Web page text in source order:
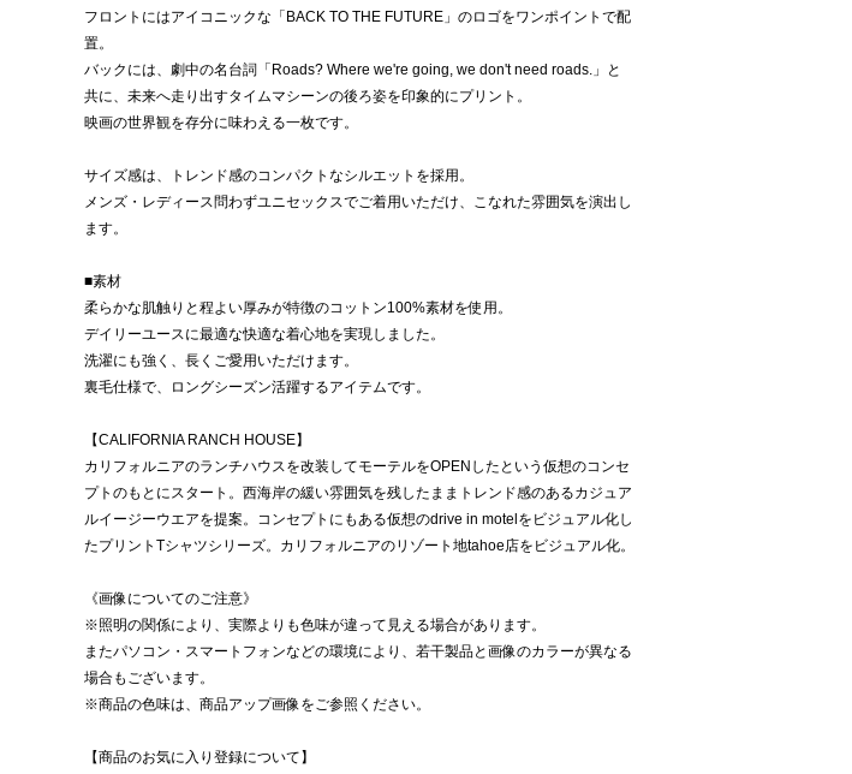
フロントにはアイコニックな「BACK TO THE FUTURE」のロゴをワンポイントで配
置。
バックには、劇中の名台詞「Roads? Where we're going, we don't need roads.」と
共に、未来へ走り出すタイムマシーンの後ろ姿を印象的にプリント。
映画の世界観を存分に味わえる一枚です。
サイズ感は、トレンド感のコンパクトなシルエットを採用。
メンズ・レディース問わずユニセックスでご着用いただけ、こなれた雰囲気を演出し
ます。
■素材
柔らかな肌触りと程よい厚みが特徴のコットン100%素材を使用。
デイリーユースに最適な快適な着心地を実現しました。
洗濯にも強く、長くご愛用いただけます。
裏毛仕様で、ロングシーズン活躍するアイテムです。
【CALIFORNIA RANCH HOUSE】
カリフォルニアのランチハウスを改装してモーテルをOPENしたという仮想のコンセ
プトのもとにスタート。西海岸の緩い雰囲気を残したままトレンド感のあるカジュア
ルイージーウエアを提案。コンセプトにもある仮想のdrive in motelをビジュアル化し
たプリントTシャツシリーズ。カリフォルニアのリゾート地tahoe店をビジュアル化。
《画像についてのご注意》
※照明の関係により、実際よりも色味が違って見える場合があります。
またパソコン・スマートフォンなどの環境により、若干製品と画像のカラーが異なる
場合もございます。
※商品の色味は、商品アップ画像をご参照ください。
【商品のお気に入り登録について】